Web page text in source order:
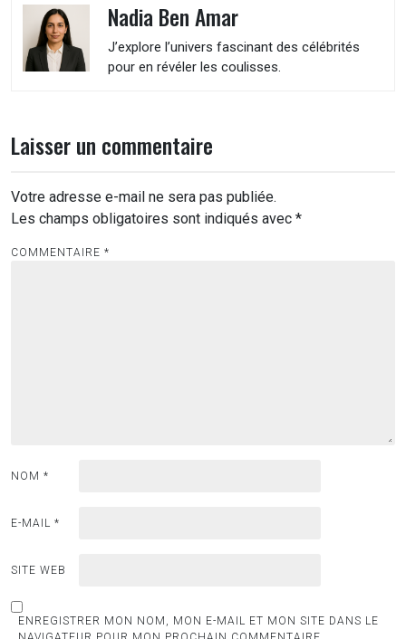
Nadia Ben Amar
J’explore l’univers fascinant des célébrités
pour en révéler les coulisses.
Laisser un commentaire
Votre adresse e-mail ne sera pas publiée.
Les champs obligatoires sont indiqués avec *
COMMENTAIRE *
NOM *
E-MAIL *
SITE WEB
ENREGISTRER MON NOM, MON E-MAIL ET MON SITE DANS LE